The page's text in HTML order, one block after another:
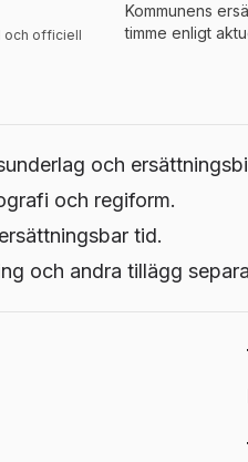
och officiell
Kommunens
timme enligt
och
och regiform.
tid.
och andra tillägg